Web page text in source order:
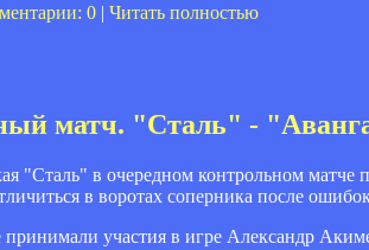
0 | Читать полностью
матч. "Сталь" -
"Сталь" в очередном контрольном
в воротах соперника после
участия в игре Александр